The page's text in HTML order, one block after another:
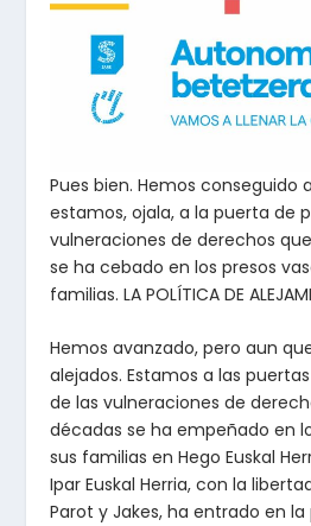
Pues bien. Hemos conseguido
estamos, ojala, a la puerta de
vulneraciones de derechos
se ha cebado en los presos
familias. LA POLÍTICA DE
Hemos avanzado, pero aun
alejados. Estamos a las
de las vulneraciones de
décadas se ha empeñado en
sus familias en Hego Euskal
Ipar Euskal Herria, con la
Parot y Jakes, ha entrado en